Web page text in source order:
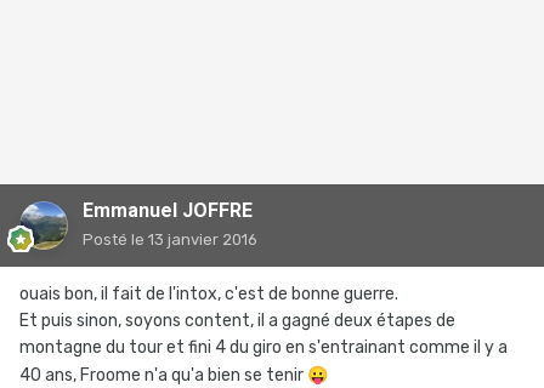
Emmanuel JOFFRE
Posté le 13 janvier 2016
ouais bon, il fait de l'intox, c'est de bonne guerre.
Et puis sinon, soyons content, il a gagné deux étapes de
montagne du tour et fini 4 du giro en s'entrainant comme il y a
40 ans, Froome n'a qu'a bien se tenir 😛